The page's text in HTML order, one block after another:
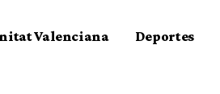
Valenciana Deportes